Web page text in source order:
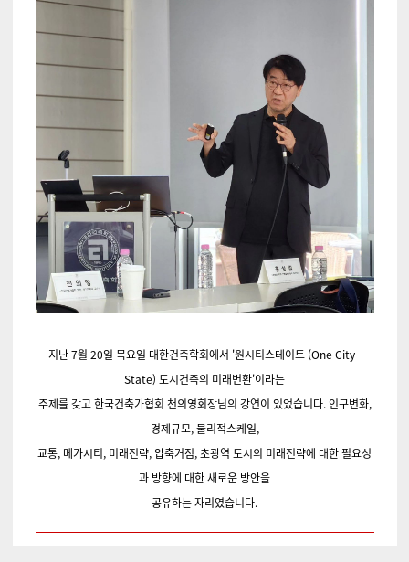
지난 7월 20일 목요일 대한건축학회에서 '원시티스테이트 (One City -
State) 도시건축의 미래변환'이라는
주제를 갖고 한국건축가협회 천의영회장님의 강연이 있었습니다. 인구변화,
경제규모, 물리적스케일,
교통, 메가시티, 미래전략, 압축거점, 초광역 도시의 미래전략에 대한 필요성
과 방향에 대한 새로운 방안을
공유하는 자리였습니다.